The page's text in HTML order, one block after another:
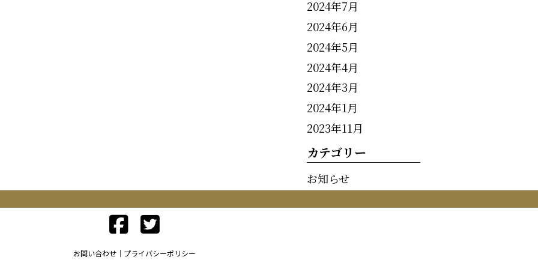
2024年7月
2024年6月
2024年5月
2024年4月
2024年3月
2024年1月
2023年11月
カテゴリー
お知らせ
お問い合わせ プライバシーポリシー